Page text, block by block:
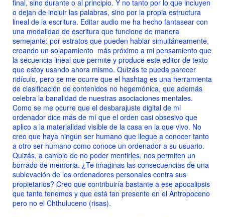
final, sino durante o al principio. Y no tanto por lo que incluyen
o dejan de incluir las palabras, sino por la propia estructura
lineal de la escritura. Editar audio me ha hecho fantasear con
una modalidad de escritura que funcione de manera
semejante: por estratos que pueden hablar simultáneamente,
creando un solapamiento más próximo a mi pensamiento que
la secuencia lineal que permite y produce este editor de texto
que estoy usando ahora mismo. Quizás te pueda parecer
ridículo, pero se me ocurre que el hashtag es una herramienta
de clasificación de contenidos no hegemónica, que además
celebra la banalidad de nuestras asociaciones mentales.
Como se me ocurre que el desbarajuste digital de mi
ordenador dice más de mí que el orden casi obsesivo que
aplico a la materialidad visible de la casa en la que vivo. No
creo que haya ningún ser humano que llegue a conocer tanto
a otro ser humano como conoce un ordenador a su usuario.
Quizás, a cambio de no poder mentirles, nos permiten un
borrado de memoria. ¿Te imaginas las consecuencias de una
sublevación de los ordenadores personales contra sus
propietarios? Creo que contribuiría bastante a ese apocalipsis
que tanto tenemos y que está tan presente en el Antropoceno
pero no el Chthuluceno (risas).